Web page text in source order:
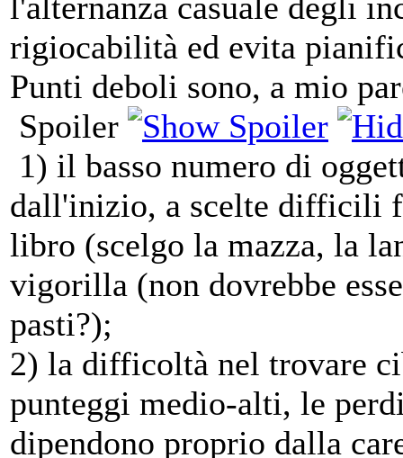
rigiocabilità ed evita
Punti deboli sono, a mio
Spoiler
1) il basso numero di
dall'inizio, a scelte difficili
libro (scelgo la mazza, la
vigorilla (non dovrebbe
pasti?);
2) la difficoltà nel trovare
punteggi medio-alti, le
dipendono proprio dalla